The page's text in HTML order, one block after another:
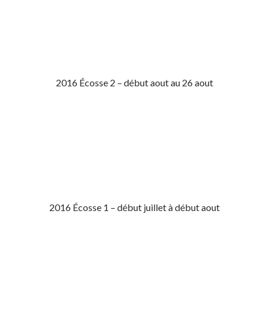
2016 Écosse 2 – début aout au 26 aout
2016 Écosse 1 – début juillet à début aout